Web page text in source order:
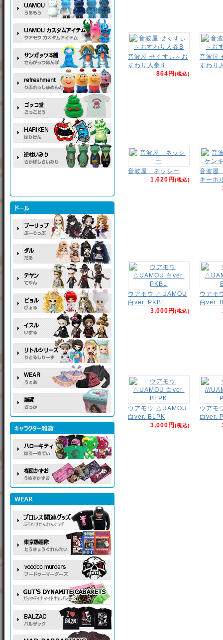
音波屋 せくすぃ～お
すわり人参B
864円(税込)
音波屋
すわり
音波屋 ネッシー
1,620円(税込)
音波
キーホ
ウアモウ △UAMOU
白ver. PKBL
3,000円(税込)
ウアモ
白ver.
ウアモウ △UAMOU
白ver. BLPK
3,000円(税込)
ウアモ
白ver.